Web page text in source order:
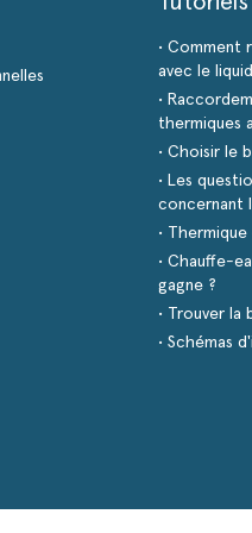
• Comment
avec le
•
thermiques
• Choisir le
• Les
concernant
•
• Chauffe-
gagne ?
• Trouver la
• Schémas